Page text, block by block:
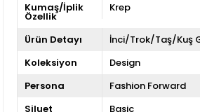
Kumaş/İplik
Özellik
Krep
Ürün Detayı
İnci/Trok/Taş/Kuş
Koleksiyon
Design
Persona
Fashion Forward
Siluet
Basic